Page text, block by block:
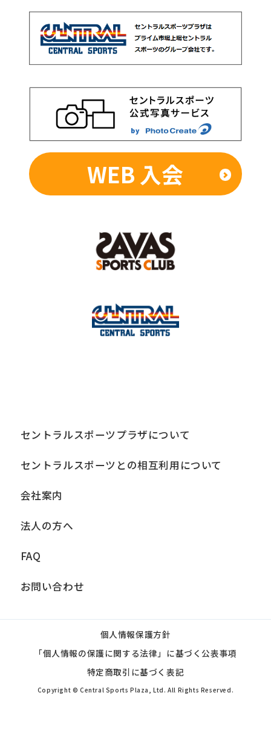
WEB 入会
セントラルスポーツプラザについて
セントラルスポーツとの相互利用について
会社案内
法人の方へ
FAQ
お問い合わせ
個人情報保護方針
「個人情報の保護に関する法律」に基づく公表事項
特定商取引に基づく表記
Copyright © Central Sports Plaza, Ltd. All Rights Reserved.